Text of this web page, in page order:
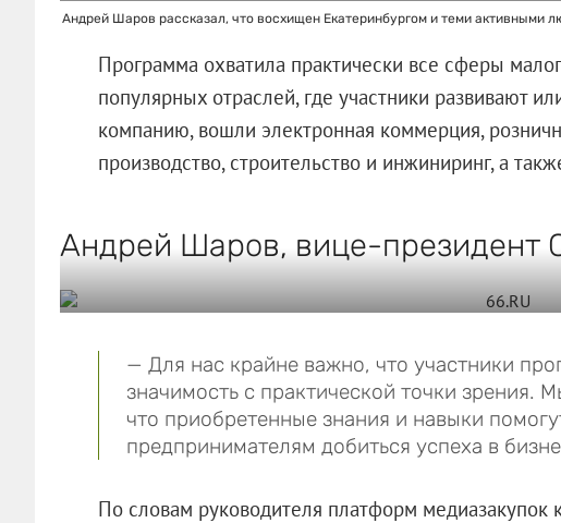
Андрей Шаров рассказал, что восхищен Екатеринбургом и теми активными
Программа охватила практически все сферы
популярных отраслей, где участники развивают
компанию, вошли электронная коммерция,
производство, строительство и инжиниринг, а
Андрей Шаров, вице-президент
— Для нас крайне важно, что участники
значимость с практической точки зрения.
что приобретенные знания и навыки
предпринимателям добиться успеха в
По словам руководителя платформ медиазакупок